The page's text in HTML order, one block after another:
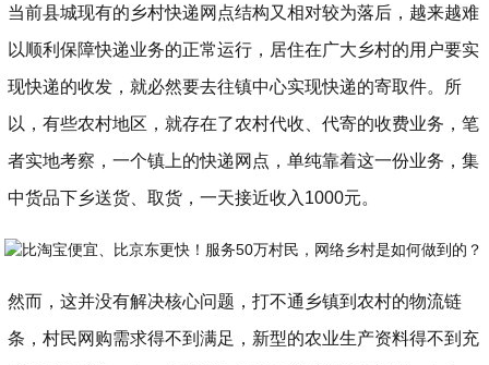
当前县城现有的乡村快递网点结构又相对较为落后，越来越难
以顺利保障快递业务的正常运行，居住在广大乡村的用户要实
现快递的收发，就必然要去往镇中心实现快递的寄取件。所
以，有些农村地区，就存在了农村代收、代寄的收费业务，笔
者实地考察，一个镇上的快递网点，单纯靠着这一份业务，集
中货品下乡送货、取货，一天接近收入1000元。
然而，这并没有解决核心问题，打不通乡镇到农村的物流链
条，村民网购需求得不到满足，新型的农业生产资料得不到充